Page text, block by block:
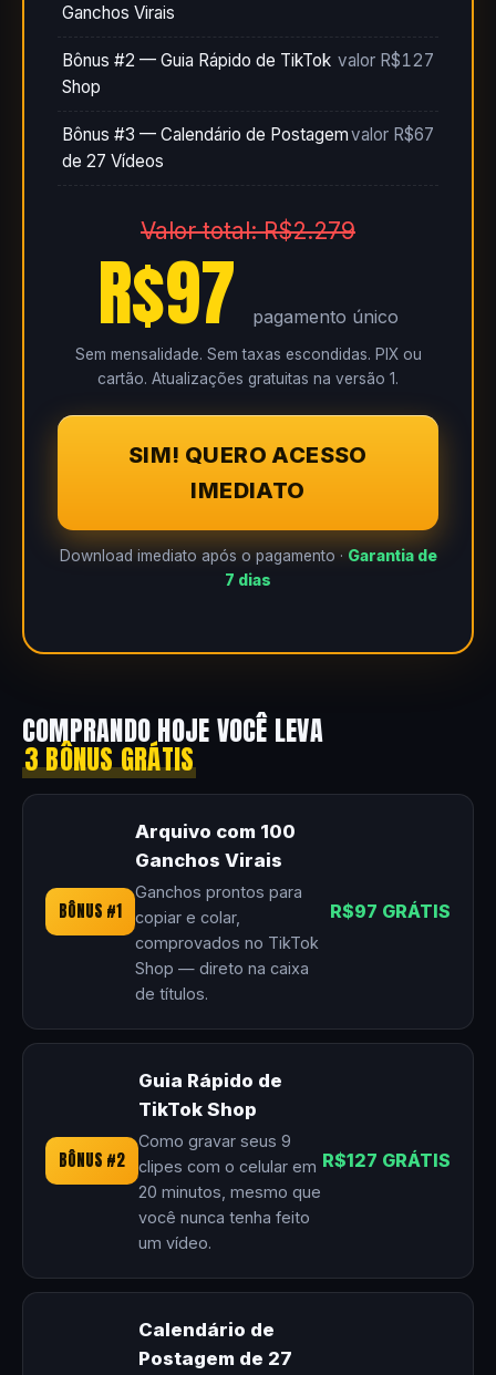
Ganchos Virais
Bônus #2 — Guia Rápido de TikTok
Shop
valor R$127
Bônus #3 — Calendário de Postagem
de 27 Vídeos
valor R$67
Valor total: R$2.279
R$97 pagamento único
Sem mensalidade. Sem taxas escondidas. PIX ou
cartão. Atualizações gratuitas na versão 1.
SIM! QUERO ACESSO
IMEDIATO
Download imediato após o pagamento · Garantia de
7 dias
COMPRANDO HOJE VOCÊ LEVA
3 BÔNUS GRÁTIS
BÔNUS #1
Arquivo com 100
Ganchos Virais
Ganchos prontos para
copiar e colar,
comprovados no TikTok
Shop — direto na caixa
de títulos.
R$97 GRÁTIS
BÔNUS #2
Guia Rápido de
TikTok Shop
Como gravar seus 9
clipes com o celular em
20 minutos, mesmo que
você nunca tenha feito
um vídeo.
R$127 GRÁTIS
Calendário de
Postagem de 27